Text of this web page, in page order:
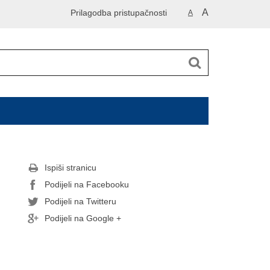
A A
Prilagodba pristupačnosti
Ispiši stranicu
Podijeli na Facebooku
Podijeli na Twitteru
Podijeli na Google +